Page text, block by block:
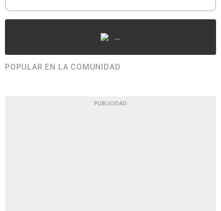
...
POPULAR EN LA COMUNIDAD
PUBLICIDAD